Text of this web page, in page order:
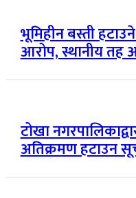
भूमिहीन बस्ती
आरोप, स्थानीय तह
टोखा
अतिक्रमण हटाउन